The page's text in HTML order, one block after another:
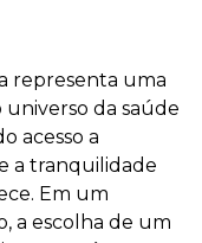
representa uma
universo da saúde
acesso a
a tranquilidade
Em um
a escolha de um